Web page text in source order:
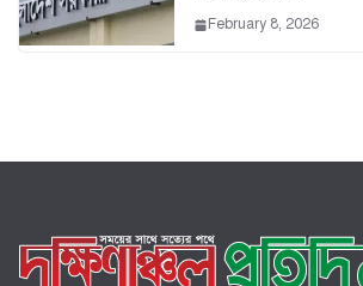
February 8, 2026